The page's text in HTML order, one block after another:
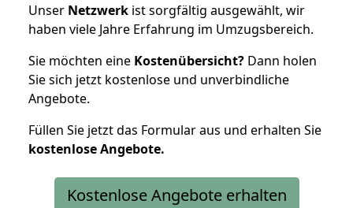
Unser Netzwerk ist sorgfältig ausgewählt, wir
haben viele Jahre Erfahrung im Umzugsbereich.
Sie möchten eine Kostenübersicht? Dann holen
Sie sich jetzt kostenlose und unverbindliche
Angebote.
Füllen Sie jetzt das Formular aus und erhalten Sie
kostenloseAngebote.
Kostenlose Angebote erhalten